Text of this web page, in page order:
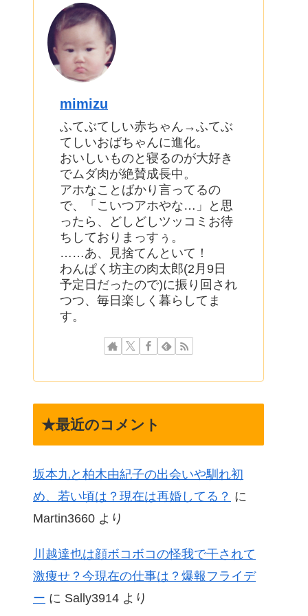
mimizu
ふてぶてしい赤ちゃん→ふてぶ
てしいおばちゃんに進化。
おいしいものと寝るのが大好き
でムダ肉が絶賛成長中。
アホなことばかり言ってるの
で、「こいつアホやな…」と思
ったら、どしどしツッコミお待
ちしておりまっすぅ。
……あ、見捨てんといて！
わんぱく坊主の肉太郎(2月9日
予定日だったので)に振り回され
つつ、毎日楽しく暮らしてま
す。
★最近のコメント
坂本九と柏木由紀子の出会いや馴れ初
め、若い頃は？現在は再婚してる？ に
Martin3660 より
川越達也は顔ボコボコの怪我で干されて
激痩せ？今現在の仕事は？爆報フライデ
ー に Sally3914 より